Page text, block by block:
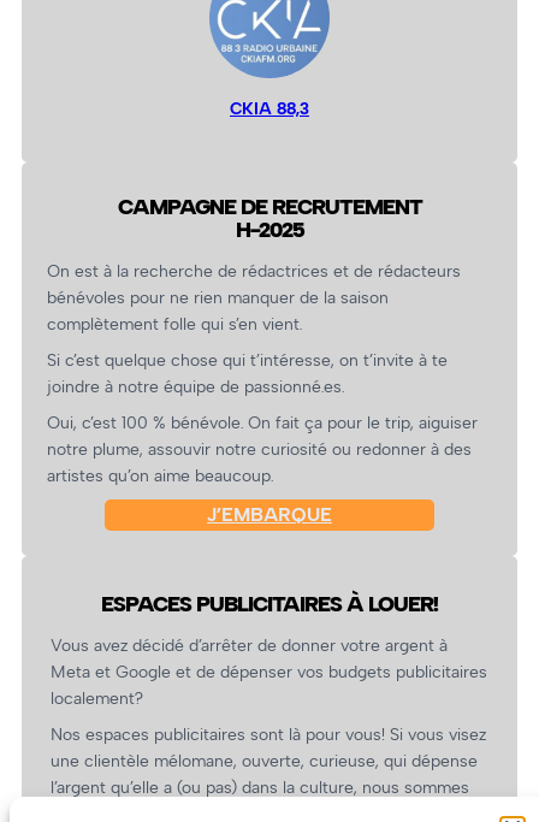
CKIA 88,3
CAMPAGNE DE RECRUTEMENT
H-2025
On est à la recherche de rédactrices et de rédacteurs
bénévoles pour ne rien manquer de la saison
complètement folle qui s’en vient.
Si c’est quelque chose qui t’intéresse, on t’invite à te
joindre à notre équipe de passionné.es.
Oui, c’est 100 % bénévole. On fait ça pour le trip, aiguiser
notre plume, assouvir notre curiosité ou redonner à des
artistes qu’on aime beaucoup.
J’EMBARQUE
ESPACES PUBLICITAIRES À LOUER!
Vous avez décidé d’arrêter de donner votre argent à
Meta et Google et de dépenser vos budgets publicitaires
localement?
Nos espaces publicitaires sont là pour vous! Si vous visez
une clientèle mélomane, ouverte, curieuse, qui dépense
l’argent qu’elle a (ou pas) dans la culture, nous sommes